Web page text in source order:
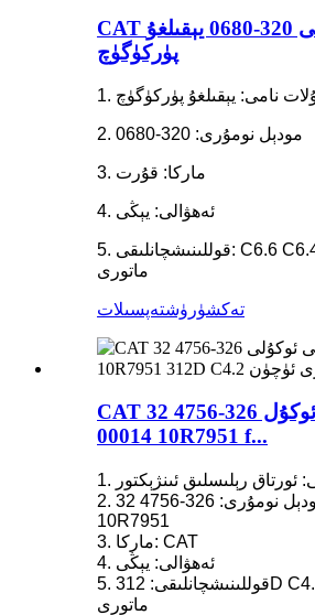
CAT ئەسلى 320-0680 يېقىلغۇ
پۈركۈگۈچ
نامى: يېقىلغۇ پۈركۈگۈچ
2. مودېل نومۇرى: 320-0680
3. ماركا: قۇرت
4. ئەھۋالى: يېڭى
5. قوللىنىشچانلىقى: C6.6 C6.4 ئېكىسكاۋاتور
ماتورى
تەكشۈرۈشتەپسىلات
CAT ئەسلى ئوكۇل 326-4756 32F61-
00014 10R7951 f...
ئورتاق رېلىسلىق ئىنژېكتور
2. مودېل نومۇرى: 326-4756 32F61-00014
10R7951
3. ماركا: CAT
4. ئەھۋالى: يېڭى
5. قوللىنىشچانلىقى: 312D C4.2 ئېكىسكاۋاتور
ماتورى